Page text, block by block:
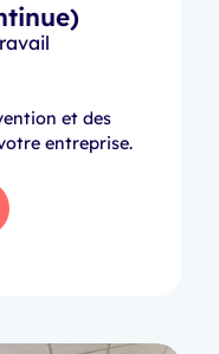
et des
entreprise.